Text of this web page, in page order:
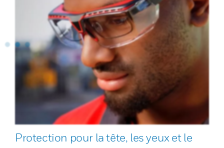
Protection pour la tête, les yeux et le